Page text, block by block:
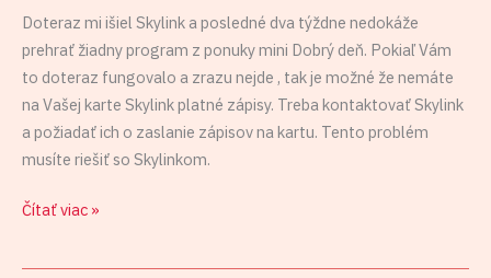
Doteraz mi išiel Skylink a posledné dva týždne nedokáže
prehrať žiadny program z ponuky mini Dobrý deň. Pokiaľ Vám
to doteraz fungovalo a zrazu nejde , tak je možné že nemáte
na Vašej karte Skylink platné zápisy. Treba kontaktovať Skylink
a požiadať ich o zaslanie zápisov na kartu. Tento problém
musíte riešiť so Skylinkom.
posledné
dva
týždne
nedokáže
prehrať
žiadny
z
Čítať viac »